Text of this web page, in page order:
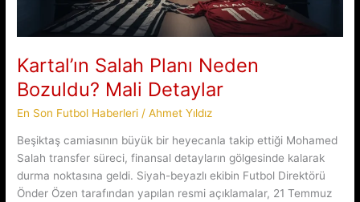
Kartal’ın Salah Planı Neden
Bozuldu? Mali Detaylar
En Son Futbol Haberleri /Ahmet Yıldız
Beşiktaş camiasının büyük bir heyecanla takip ettiği Mohamed
Salah transfer süreci, finansal detayların gölgesinde kalarak
durma noktasına geldi. Siyah-beyazlı ekibin Futbol Direktörü
Önder Özen tarafından yapılan resmi açıklamalar, 21 Temmuz